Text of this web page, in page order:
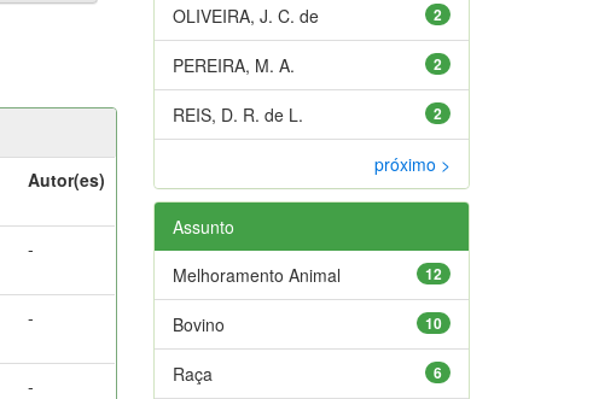
Autor(es)
-
-
-
2
OLIVEIRA, J. C. de
2
PEREIRA, M. A.
2
REIS, D. R. de L.
próximo >
Assunto
12
Melhoramento Animal
10
Bovino
6
Raça